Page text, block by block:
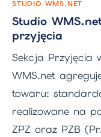
STUDIO WMS.NET
Studio
przyjęcia
Sekcja Przyjęcia
WMS.net
towaru:
realizowane na
ZPZ oraz PZB